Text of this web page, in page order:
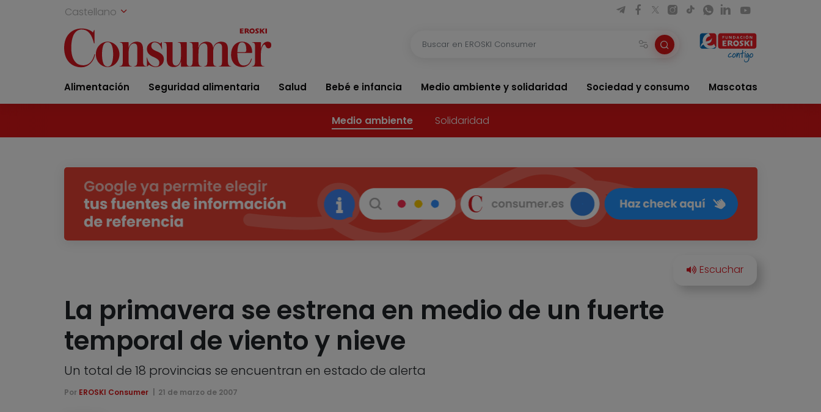
Castellano
Alimentación Seguridad alimentaria Salud Bebé e infancia Medio ambiente y solidaridad Sociedad y consumo Mascotas
Medio ambiente Solidaridad
La primavera se estrena en medio de un fuerte
temporal de viento y nieve
Un total de 18 provincias se encuentran en estado de alerta
Por EROSKI Consumer 21 de marzo de 2007